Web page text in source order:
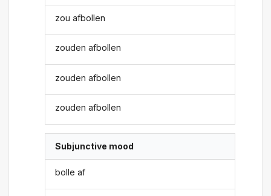
zou afbollen
zouden afbollen
zouden afbollen
zouden afbollen
Subjunctive mood
bolle af